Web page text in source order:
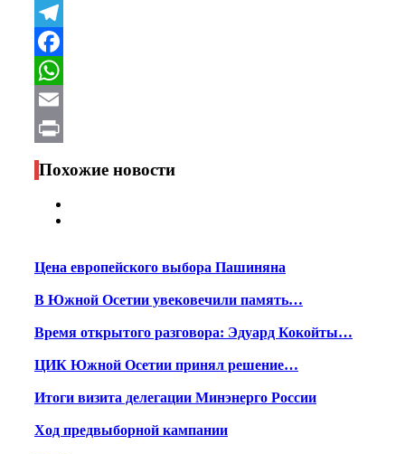
VK
Telegram
Facebook
WhatsApp
Email
Print
Похожие новости
Цена европейского выбора Пашиняна
В Южной Осетии увековечили память…
Время открытого разговора: Эдуард Кокойты…
ЦИК Южной Осетии принял решение…
Итоги визита делегации Минэнерго России
Ход предвыборной кампании